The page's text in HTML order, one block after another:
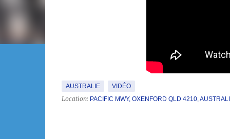
AUSTRALIE VIDÉO
Location: PACIFIC MWY, OXENFORD QLD 4210,